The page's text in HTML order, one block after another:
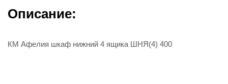
Описание:
КМ Афелия шкаф нижний 4 ящика ШНЯ(4) 400